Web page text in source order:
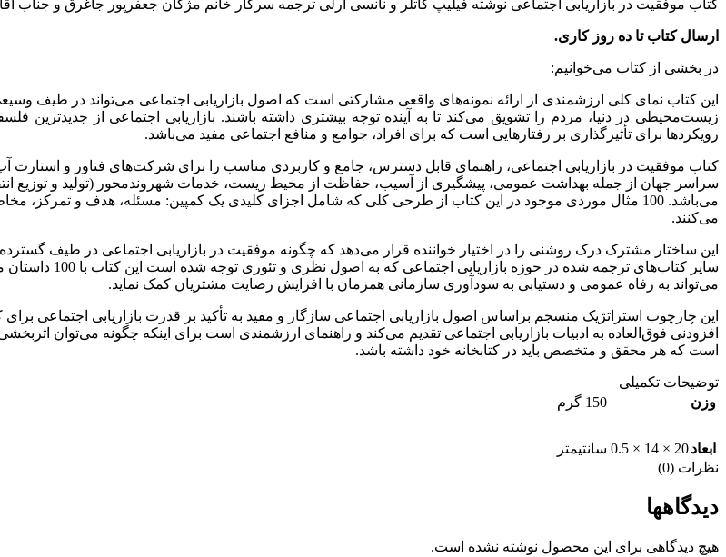
کتاب موفقیت در بازاریابی اجتماعی نوشته فیلیپ کاتلر و نانسی آرلی ترجمه سرکار خانم مژگان جعفرپور جاغرق و
ارسال کتاب تا ده روز کاری.
در بخشی از کتاب می‌خوانیم:
این کتاب نمای کلی ارزشمندی از ارائه نمونه‌های واقعی مشارکتی است که اصول بازاریابی اجتماعی می‌تواند در طیف
زیست‌محیطی در دنیا، مردم را تشویق می‌کند تا به آینده توجه بیشتری داشته باشند. بازاریابی اجتماعی از جدیدترین
رویکردها برای تأثیرگذاری بر رفتارهایی است که برای افراد، جوامع و منافع اجتماعی مفید می‌باشد.
کتاب موفقیت در بازاریابی اجتماعی، راهنمای قابل دسترس، جامع و کاربردی مناسب را برای شرکت‌های فناور و استارت
سراسر جهان از جمله بهداشت عمومی، پیشگیری از آسیب، حفاظت از محیط زیست، خدمات شهروندمحور (تولید و توزیع
می‌باشد. 100 مثال موردی موجود در این کتاب از طرحی کلی که شامل اجزای کلیدی یک کمپین: مسئله، هدف و تمرکز،
می‌کنند.
این ساختار مشترک درک روشنی را در اختیار خواننده قرار می‌دهد که چگونه موفقیت در بازاریابی اجتماعی در طیف
سایر کتاب‌های
می‌تواند به رفاه عمومی و دستیابی به سودآوری سازمانی همزمان با افزایش رضایت مشتریان کمک نماید.
این چارچوب استراتژیک منسجم براساس اصول بازاریابی اجتماعی سازگار و مفید به تأکید بر قدرت بازاریابی اجتماعی
افزودنی فوق‌العاده به ادبیات بازاریابی اجتماعی تقدیم می‌کند و راهنمای ارزشمندی است برای اینکه چگونه می‌توان
است که هر محقق و متخصص باید در کتابخانه خود داشته باشد.
توضیحات تکمیلی
وزن
150 گرم
ابعاد20 × 14 × 0.5 سانتیمتر
نظرات (0)
دیدگاهها
هیچ دیدگاهی برای این محصول نوشته نشده است.